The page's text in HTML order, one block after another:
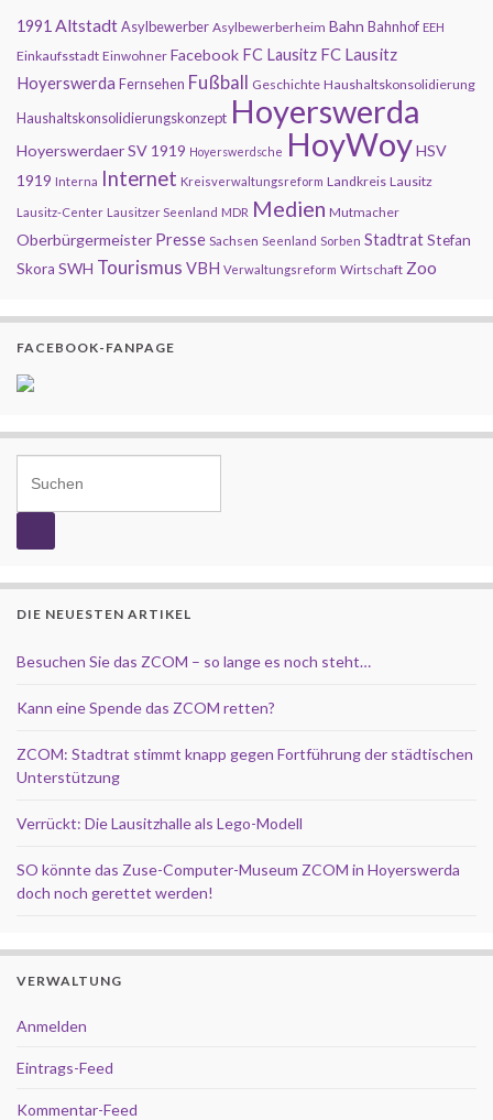
1991 AltstadtAsylbewerber Asylbewerberheim Bahn Bahnhof EEH
Einkaufsstadt Einwohner Facebook FC Lausitz FC Lausitz
Hoyerswerda Fernsehen Fußball Geschichte Haushaltskonsolidierung
Haushaltskonsolidierungskonzept Hoyerswerda
Hoyerswerdaer SV 1919 Hoyerswerdsche HoyWoyHSV
1919 Interna Internet Kreisverwaltungsreform Landkreis Lausitz
Lausitz-Center Lausitzer Seenland MDR Medien Mutmacher
Oberbürgermeister Presse Sachsen Seenland Sorben StadtratStefan
Skora SWH Tourismus VBH Verwaltungsreform Wirtschaft Zoo
FACEBOOK-FANPAGE
DIE NEUESTEN ARTIKEL
Besuchen Sie das ZCOM – so lange es noch steht…
Kann eine Spende das ZCOM retten?
ZCOM: Stadtrat stimmt knapp gegen Fortführung der städtischen
Unterstützung
Verrückt: Die Lausitzhalle als Lego-Modell
SO könnte das Zuse-Computer-Museum ZCOM in Hoyerswerda
doch noch gerettet werden!
VERWALTUNG
Anmelden
Eintrags-Feed
Kommentar-Feed